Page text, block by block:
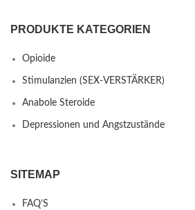
PRODUKTE KATEGORIEN
Opioide
Stimulanzien (SEX-VERSTÄRKER)
Anabole Steroide
Depressionen und Angstzustände
SITEMAP
FAQ’S